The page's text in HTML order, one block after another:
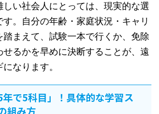
しい社会人にとっては、現実的な選
。自分の年齢・家庭状況・キャリ
踏まえて、試験一本で行くか、免除
せるかを早めに決断することが、遠
なります。
年で5科目」！具体的な学習ス
組み方